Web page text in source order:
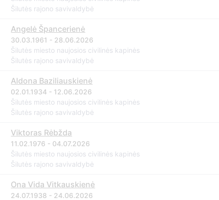
Šilutės rajono savivaldybė
Angelė Špancerienė
30.03.1961 - 28.06.2026
Šilutės miesto naujosios civilinės kapinės
Šilutės rajono savivaldybė
Aldona Baziliauskienė
02.01.1934 - 12.06.2026
Šilutės miesto naujosios civilinės kapinės
Šilutės rajono savivaldybė
Viktoras Rėbžda
11.02.1976 - 04.07.2026
Šilutės miesto naujosios civilinės kapinės
Šilutės rajono savivaldybė
Ona Vida Vitkauskienė
24.07.1938 - 24.06.2026